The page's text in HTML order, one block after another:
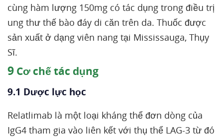
cùng hàm lượng 150mg có tác dụng trong điều trị
ung thư thế bào đáy di căn trên da. Thuốc được
sản xuất ở dạng viên nang tại Mississauga, Thụy
Sĩ.
9 Cơ chế tác dụng
9.1 Dược lực học
Relatlimab là một loại kháng thể đơn dòng của
IgG4 tham gia vào liên kết với thụ thể LAG-3 từ đó